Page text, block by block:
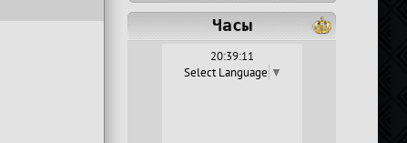
Часы
20:39:12
Select Language ▼